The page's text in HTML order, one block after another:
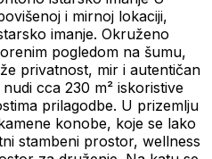
i mirnoj lokaciji,
imanje. Okruženo
pogledom na šumu,
privatnost, mir i autentičan
cca 230 m² iskoristive
prilagodbe. U prizemlju
konobe, koje se lako
stambeni prostor, wellness